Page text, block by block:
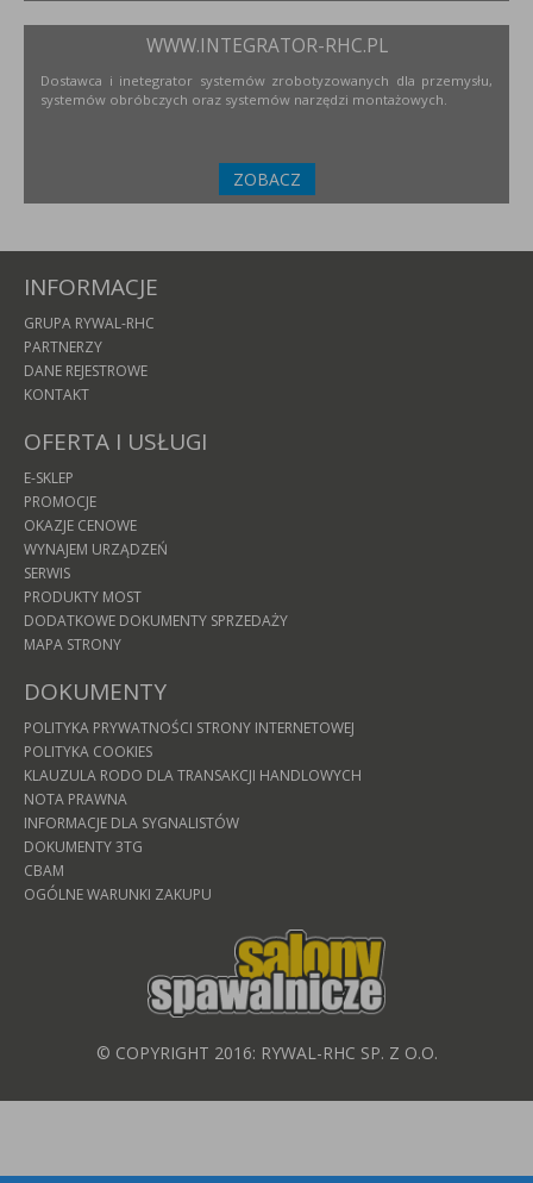
WWW.INTEGRATOR-RHC.PL
Dostawca i inetegrator systemów zrobotyzowanych dla przemysłu,
systemów obróbczych oraz systemów narzędzi montażowych.
ZOBACZ
INFORMACJE
GRUPA RYWAL-RHC
PARTNERZY
DANE REJESTROWE
KONTAKT
OFERTA I USŁUGI
E-SKLEP
PROMOCJE
OKAZJE CENOWE
WYNAJEM URZĄDZEŃ
SERWIS
PRODUKTY MOST
DODATKOWE DOKUMENTY SPRZEDAŻY
MAPA STRONY
DOKUMENTY
POLITYKA PRYWATNOŚCI STRONY INTERNETOWEJ
POLITYKA COOKIES
KLAUZULA RODO DLA TRANSAKCJI HANDLOWYCH
NOTA PRAWNA
INFORMACJE DLA SYGNALISTÓW
DOKUMENTY 3TG
CBAM
OGÓLNE WARUNKI ZAKUPU
© COPYRIGHT 2016: RYWAL-RHC SP. Z O.O.